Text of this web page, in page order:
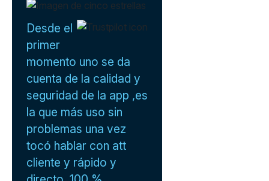
Desde el
primer
momento uno se da
cuenta de la calidad y
seguridad de la app ,es
la que más uso sin
problemas una vez
tocó hablar con att
cliente y rápido y